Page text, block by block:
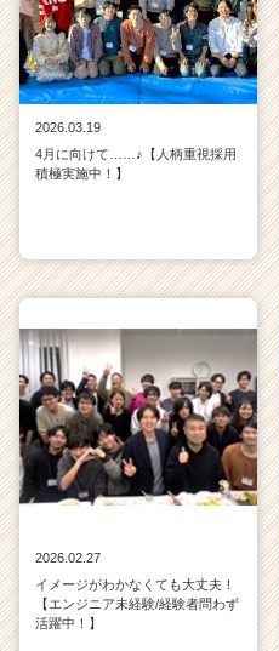
2026.03.19
4月に向けて……♪【人柄重視採用
積極実施中！】
2026.02.27
イメージがわかなくても大丈夫！
【エンジニア未経験/経験者問わず
活躍中！】